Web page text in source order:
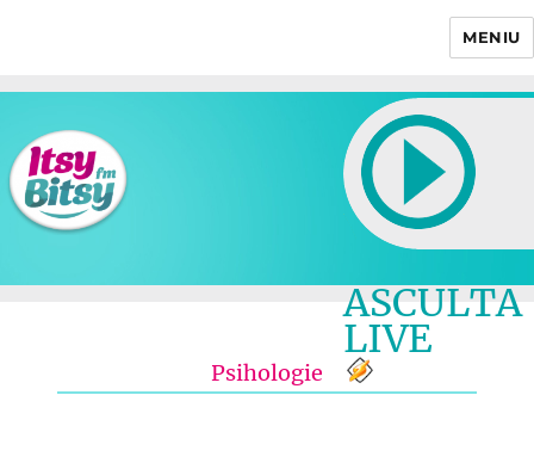
MENIU
ASCULTA
LIVE
Psihologie